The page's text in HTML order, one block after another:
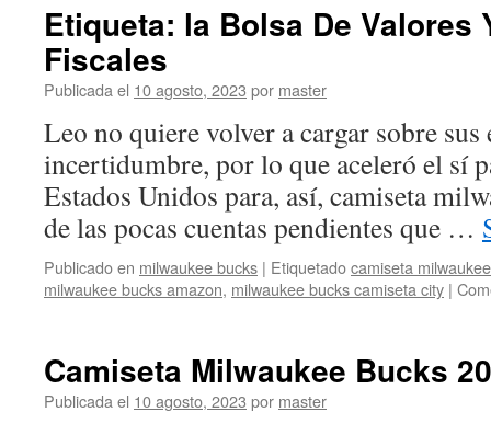
Etiqueta: la Bolsa De Valores
Fiscales
Publicada el 10 agosto, 2023 por master
Leo no quiere volver a cargar sobre sus
incertidumbre, por lo que aceleró el sí
Estados Unidos para, así, camiseta
de las pocas cuentas pendientes que …
Publicado en milwaukee bucks | Etiquetadocamiseta
milwaukee bucks amazon, milwaukee bucks camiseta city |
Camiseta Milwaukee Bucks
Publicada el 10 agosto, 2023 por master